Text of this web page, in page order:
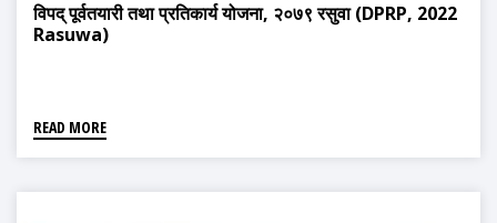
विपद् पूर्वतयारी तथा प्रतिकार्य योजना, २०७९ रसुवा (DPRP, 2022
Rasuwa)
READ MORE